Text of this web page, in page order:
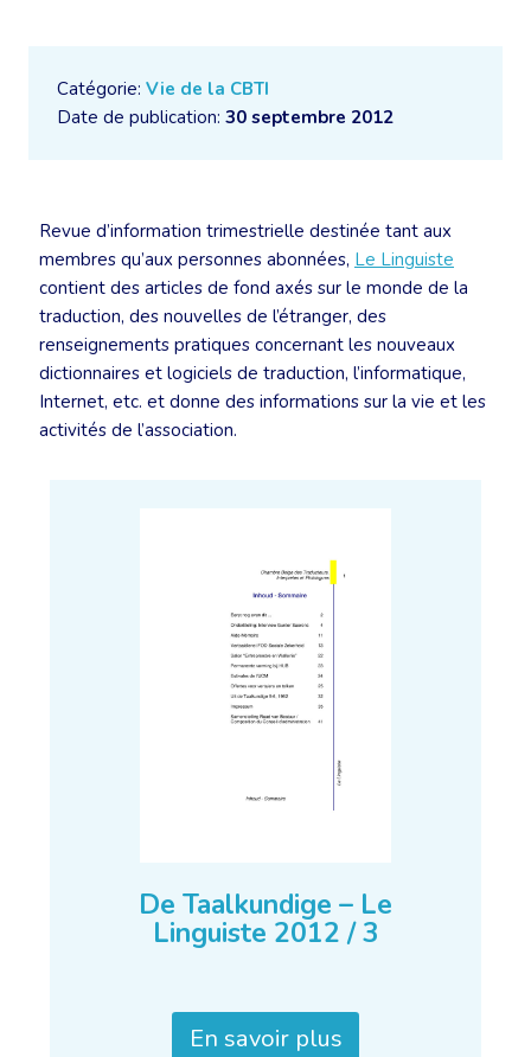
Catégorie: Vie de la CBTI
Date de publication: 30 septembre 2012
Revue d’information trimestrielle destinée tant aux
membres qu’aux personnes abonnées, Le Linguiste
contient des articles de fond axés sur le monde de la
traduction, des nouvelles de l’étranger, des
renseignements pratiques concernant les nouveaux
dictionnaires et logiciels de traduction, l’informatique,
Internet, etc. et donne des informations sur la vie et les
activités de l’association.
De Taalkundige – Le
Linguiste 2012 / 3
En savoir plus